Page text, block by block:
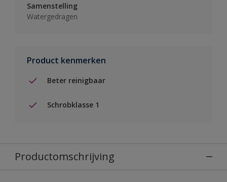
Samenstelling
Watergedragen
Product kenmerken
Beter reinigbaar
Schrobklasse 1
Productomschrijving